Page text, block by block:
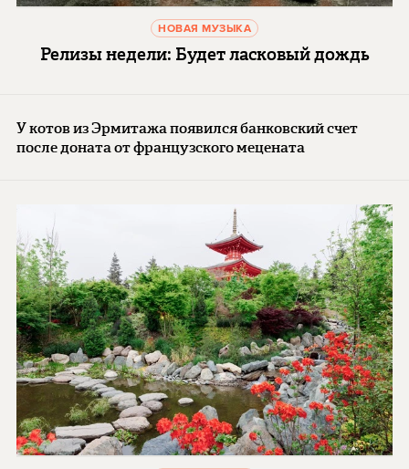
НОВАЯ МУЗЫКА
Релизы недели: Будет ласковый дождь
У котов из Эрмитажа появился банковский счет
после доната от французского мецената